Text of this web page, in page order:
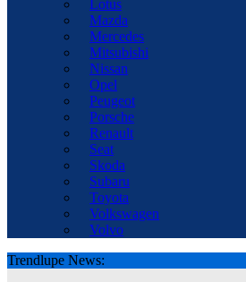
Lotus
Mazda
Mercedes
Mitsubishi
Nissan
Opel
Peugeot
Porsche
Renault
Seat
Skoda
Subaru
Toyota
Volkswagen
Volvo
Trendlupe News: